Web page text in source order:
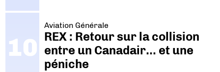
Aviation Générale
REX : Retour sur la collision
entre un Canadair… et une
péniche